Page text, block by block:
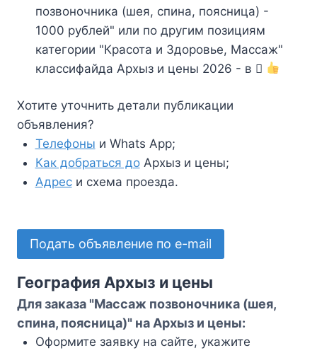
позвоночника (шея, спина, поясница) -
1000 рублей" или по другим позициям
категории "Красота и Здоровье, Массаж"
классифайда Архыз и цены 2026 - в
Хотите уточнить детали публикации
объявления?
Телефоны и Whats App;
Как добраться доАрхыз и цены;
Адреси схема проезда.
Подать объявление по e-mail
География Архыз и цены
Для заказа "Массаж позвоночника (шея,
спина, поясница)" на Архыз и цены:
Оформите заявку на сайте, укажите